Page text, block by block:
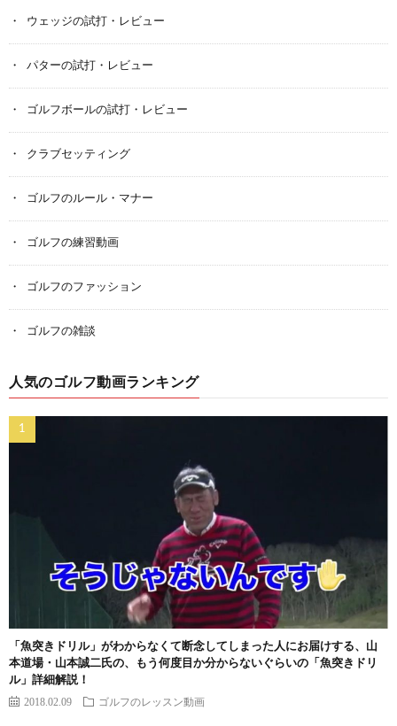
ウェッジの試打・レビュー
パターの試打・レビュー
ゴルフボールの試打・レビュー
クラブセッティング
ゴルフのルール・マナー
ゴルフの練習動画
ゴルフのファッション
ゴルフの雑談
人気のゴルフ動画ランキング
「魚突きドリル」がわからなくて断念してしまった人にお届けする、山
本道場・山本誠二氏の、もう何度目か分からないぐらいの「魚突きドリ
ル」詳細解説！
2018.02.09 ゴルフのレッスン動画